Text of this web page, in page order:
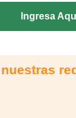
Ingresa